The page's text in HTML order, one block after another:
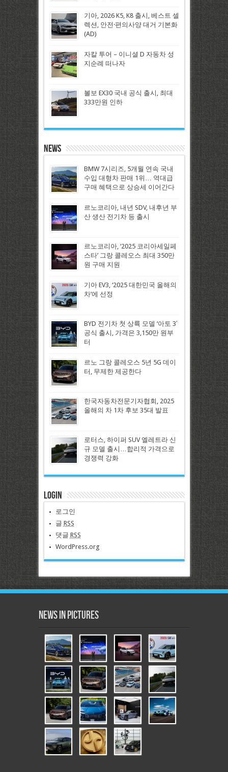
기아, 2026 K5, K8 출시, 베스트 셀
렉션, 안전·편의사양 대거 기본화
(AD)
자칼 투어 – 이니셜 D 자동차 성
지순례 떠나자
볼보 EX30 국내 공식 출시, 최대
333만원 인하
News
BMW 7시리즈, 5개월 연속 국내
수입 대형차 판매 1위… 역대급
구매 혜택으로 상승세 이어간다
르노코리아, 내년 SDV, 내후년 부
산 생산 전기차 등 출시
르노코리아, ‘2025 코리아세일페
스타’ 그랑 콜레오스 최대 350만
원 구매 지원
기아 EV3, ‘2025 대한민국 올해의
차’에 선정
BYD 전기차 첫 상륙 모델 ‘아토 3′
공식 출시, 가격은 3,150만 원부
터
르노 그랑 콜레오스 5년 5G 데이
터, 무제한 제공한다
한국자동차전문기자협회, 2025
올해의 차 1차 후보 35대 발표
로터스, 하이퍼 SUV 엘레트라 신
규 모델 출시…합리적 가격으로
경쟁력 강화
Login
로그인
글 RSS
댓글 RSS
WordPress.org
News in Pictures